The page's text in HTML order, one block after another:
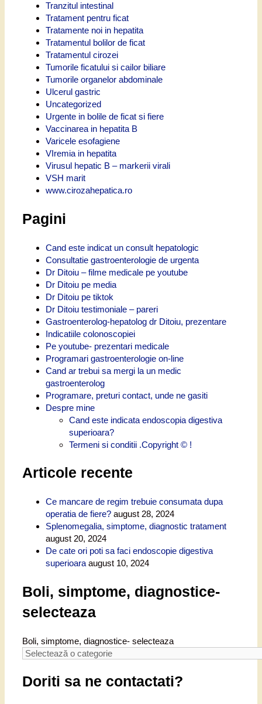
Tranzitul intestinal
Tratament pentru ficat
Tratamente noi in hepatita
Tratamentul bolilor de ficat
Tratamentul cirozei
Tumorile ficatului si cailor biliare
Tumorile organelor abdominale
Ulcerul gastric
Uncategorized
Urgente in bolile de ficat si fiere
Vaccinarea in hepatita B
Varicele esofagiene
VIremia in hepatita
Virusul hepatic B – markerii virali
VSH marit
www.cirozahepatica.ro
Pagini
Cand este indicat un consult hepatologic
Consultatie gastroenterologie de urgenta
Dr Ditoiu – filme medicale pe youtube
Dr Ditoiu pe media
Dr Ditoiu pe tiktok
Dr Ditoiu testimoniale – pareri
Gastroenterolog-hepatolog dr Ditoiu, prezentare
Indicatiile colonoscopiei
Pe youtube- prezentari medicale
Programari gastroenterologie on-line
Cand ar trebui sa mergi la un medic
gastroenterolog
Programare, preturi contact, unde ne gasiti
Despre mine
Cand este indicata endoscopia digestiva
superioara?
Termeni si conditii .Copyright © !
Articole recente
Ce mancare de regim trebuie consumata dupa
operatia de fiere? august 28, 2024
Splenomegalia, simptome, diagnostic tratament
august 20, 2024
De cate ori poti sa faci endoscopie digestiva
superioara august 10, 2024
Boli, simptome, diagnostice-
selecteaza
Boli, simptome, diagnostice- selecteaza
Doriti sa ne contactati?